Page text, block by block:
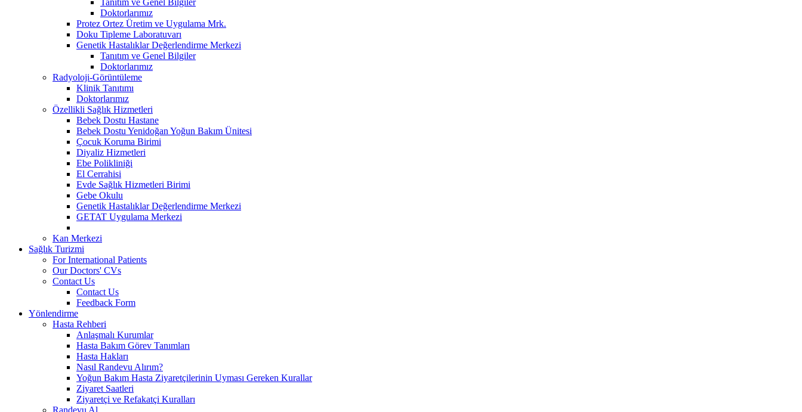
Doktorlarımız
Protez Ortez Üretim ve Uygulama Mrk.
Doku Tipleme Laboratuvarı
Genetik Hastalıklar Değerlendirme Merkezi
Tanıtım ve Genel Bilgiler
Doktorlarımız
Radyoloji-Görüntüleme
Klinik Tanıtımı
Doktorlarımız
Özellikli Sağlık Hizmetleri
Bebek Dostu Hastane
Bebek Dostu Yenidoğan Yoğun Bakım Ünitesi
Çocuk Koruma Birimi
Diyaliz Hizmetleri
Ebe Polikliniği
El Cerrahisi
Evde Sağlık Hizmetleri Birimi
Gebe Okulu
Genetik Hastalıklar Değerlendirme Merkezi
GETAT Uygulama Merkezi
Kan Merkezi
Sağlık Turizmi
For International Patients
Our Doctors' CVs
Contact Us
Contact Us
Feedback Form
Yönlendirme
Hasta Rehberi
Anlaşmalı Kurumlar
Hasta Bakım Görev Tanımları
Hasta Hakları
Nasıl Randevu Alırım?
Yoğun Bakım Hasta Ziyaretçilerinin Uyması Gereken Kurallar
Ziyaret Saatleri
Ziyaretçi ve Refakatçi Kuralları
Randevu Al